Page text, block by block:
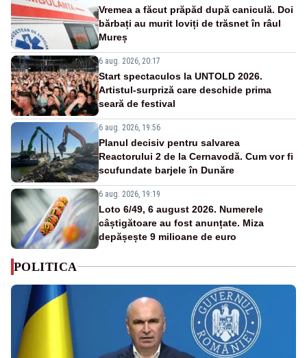
Vremea a făcut prăpăd după caniculă. Doi
bărbați au murit loviți de trăsnet în râul
Mureș
6 aug. 2026, 20:17
Start spectaculos la UNTOLD 2026.
Artistul-surpriză care deschide prima
seară de festival
6 aug. 2026, 19:56
Planul decisiv pentru salvarea
Reactorului 2 de la Cernavodă. Cum vor fi
scufundate barjele în Dunăre
6 aug. 2026, 19:19
Loto 6/49, 6 august 2026. Numerele
câștigătoare au fost anunțate. Miza
depășește 9 milioane de euro
POLITICA